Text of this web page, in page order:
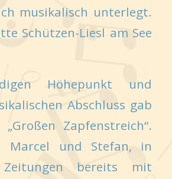
musikalisch unterlegt.
Schützen-Liesl am See
Höhepunkt und
Abschluss gab
Zapfenstreich“.
Marcel und Stefan, in
Zeitungen bereits mit